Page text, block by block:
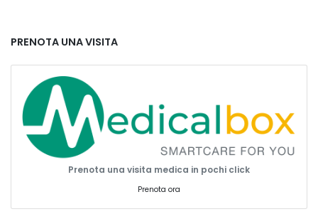
PRENOTA UNA VISITA
Prenota una visita medica in pochi click
Prenota ora